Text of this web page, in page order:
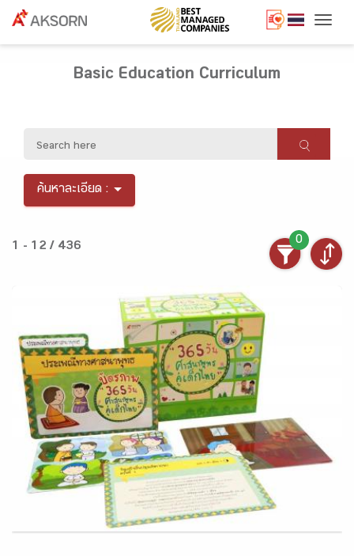
Basic Education Curriculum
ค้นหาละเอียด :
1 - 12 / 436
0